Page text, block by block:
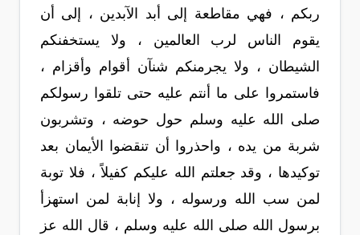
ربكم ، فهي مقاطعة إلى أبد الآبدين ، إلى أن
يقوم الناس لرب العالمين ، ولا يستخفنكم
الشيطان ، ولا يجرمنكم شنآن أقوام وأقزام ،
فاستمروا على ما أنتم عليه حتى تلقوا رسولكم
صلى الله عليه وسلم حول حوضه ، وتشربون
شربة من يده ، واحذروا أن تنقضوا الأيمان بعد
توكيدها ، وقد جعلتم الله عليكم كفيلاً ، فلا توبة
لمن سب الله ورسوله ، ولا إنابة لمن استهزأ
برسول الله صلى الله عليه وسلم ، قال الله عز